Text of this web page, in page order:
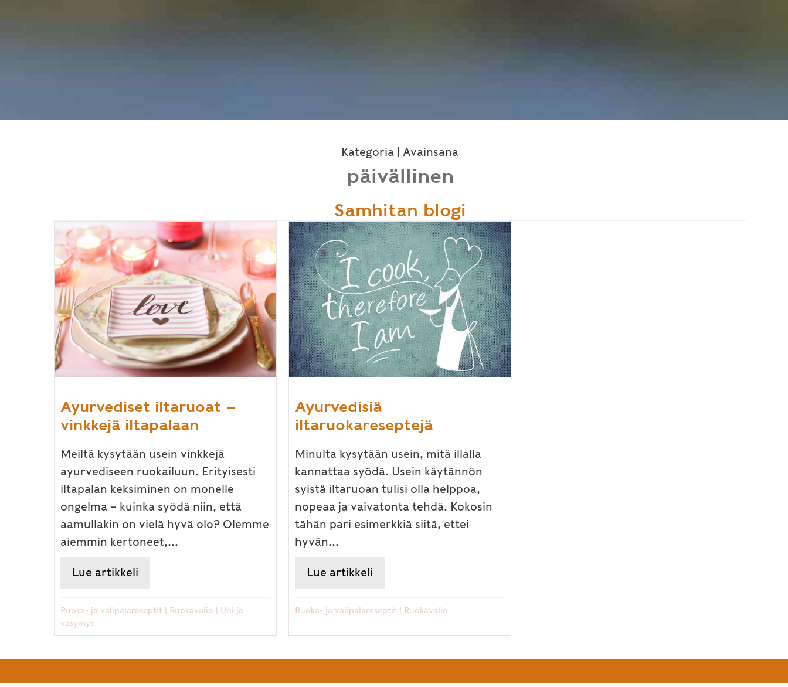
Kategoria | Avainsana
päivällinen
Samhitan blogi
Ayurvediset iltaruoat –
vinkkejä iltapalaan
Meiltä kysytään usein vinkkejä
ayurvediseen ruokailuun. Erityisesti
iltapalan keksiminen on monelle
ongelma – kuinka syödä niin, että
aamullakin on vielä hyvä olo? Olemme
aiemmin kertoneet,...
Lue artikkeli about Ayurvediset iltaruoat – vinkkejä iltapalaan
Ruoka- ja välipalareseptit | Ruokavalio | Uni ja
väsymys
Ayurvedisiä
iltaruokareseptejä
Minulta kysytään usein, mitä illalla
kannattaa syödä. Usein käytännön
syistä iltaruoan tulisi olla helppoa,
nopeaa ja vaivatonta tehdä. Kokosin
tähän pari esimerkkiä siitä, ettei
hyvän...
Lue artikkeli
Ruoka- ja välipalareseptit | Ruokavalio